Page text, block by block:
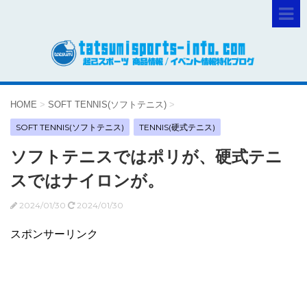
HOME > SOFT TENNIS(ソフトテニス) >
SOFT TENNIS(ソフトテニス) TENNIS(硬式テニス)
ソフトテニスではポリが、硬式テニ
スではナイロンが。
2024/01/30 2024/01/30
スポンサーリンク